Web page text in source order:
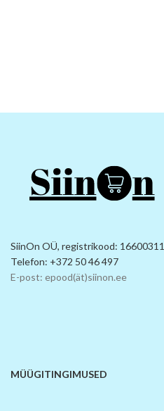
SiinOn OÜ, registrikood: 16600311
Telefon: +372 50 46 497
E-post: epood(ät)siinon.ee
MÜÜGITINGIMUSED